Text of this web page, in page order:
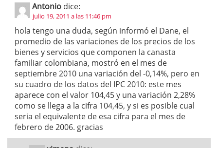
Antonio dice:
julio 19, 2011 a las 11:46 pm
hola tengo una duda, según informó el Dane, el
promedio de las variaciones de los precios de los
bienes y servicios que componen la canasta
familiar colombiana, mostró en el mes de
septiembre 2010 una variación del -0,14%, pero en
su cuadro de los datos del IPC 2010: este mes
aparece con el valor 104,45 y una variación 2,28%
como se llega a la cifra 104,45, y si es posible cual
seria el equivalente de esa cifra para el mes de
febrero de 2006. gracias